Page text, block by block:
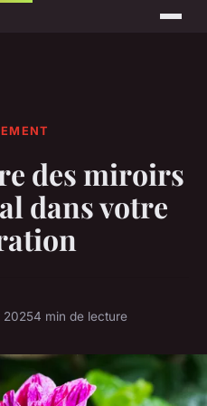
des miroirs
dans votre
20254 min de lecture